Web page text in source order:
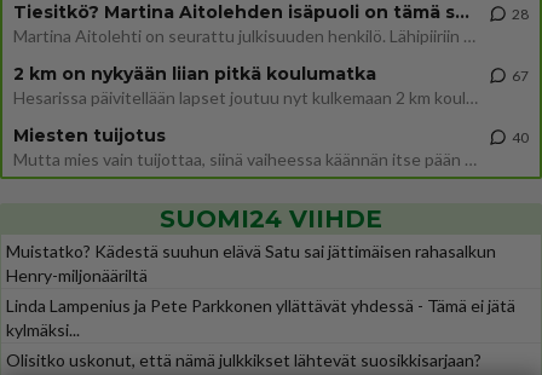
Tiesitkö? Martina Aitolehden isäpuoli on tämä suosittu laulaja
Martina Aitolehti on seurattu julkisuuden henkilö. Lähipiiriin mahtuu muitakin tunnettuja henkilöitä. Tiesitkö, että Ma
28
2 km on nykyään liian pitkä koulumatka
Hesarissa päivitellään lapset joutuu nyt kulkemaan 2 km kouluun jösses. Ruostefillarilla tuo matka menee vaikka miten äk
67
Miesten tuijotus
Mutta mies vain tuijottaa, siinä vaiheessa käännän itse pään pois. Mikä juttu? Yleensä jos joku tuijottaa tai katsoo, hä
40
SUOMI24 VIIHDE
Muistatko? Kädestä suuhun elävä Satu sai jättimäisen rahasalkun
Henry-miljonääriltä
Linda Lampenius ja Pete Parkkonen yllättävät yhdessä - Tämä ei jätä
kylmäksi...
Olisitko uskonut, että nämä julkkikset lähtevät suosikkisarjaan?